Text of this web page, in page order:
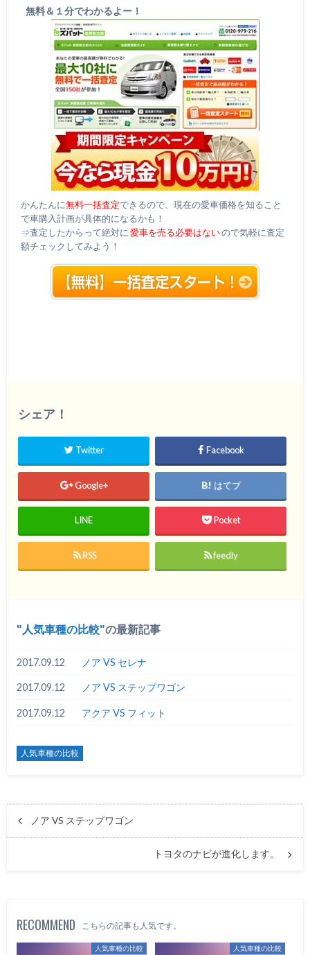
無料＆１分でわかるよー！
かんたんに無料一括査定できるので、現在の愛車価格を知ること
で車購入計画が具体的になるかも！
⇒査定したからって絶対に 愛車を売る必要はないので気軽に査定
額チェックしてみよう！
シェア！
Twitter Facebook
Google+ はてブ
LINE Pocket
RSS feedly
人気車種の比較 の最新記事
2017.09.12 ノア VS セレナ
2017.09.12 ノア VS ステップワゴン
2017.09.12 アクア VS フィット
人気車種の比較
ノア VS ステップワゴン
トヨタのナビが進化します。
RECOMMEND こちらの記事も人気です。
人気車種の比較 人気車種の比較